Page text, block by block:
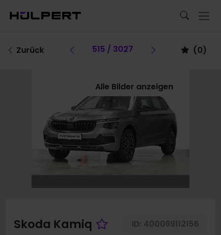
Zurück Vorheriges Fahrzeug
515 / 3027 Vorheriges
(0)
Alle Bilder anzeigen
Skoda Kamiq Fahrzeug merken
ID: 400099112156